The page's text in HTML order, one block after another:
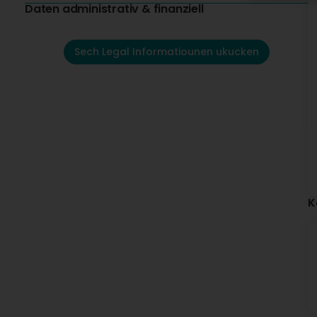
Daten administrativ & finanziell
Sech Legal Informatiounen ukucken